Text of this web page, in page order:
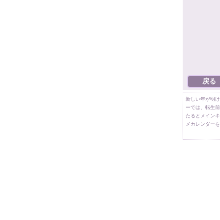
新しい年が明
ーでは、転生
たるとメイン
メカレンダー